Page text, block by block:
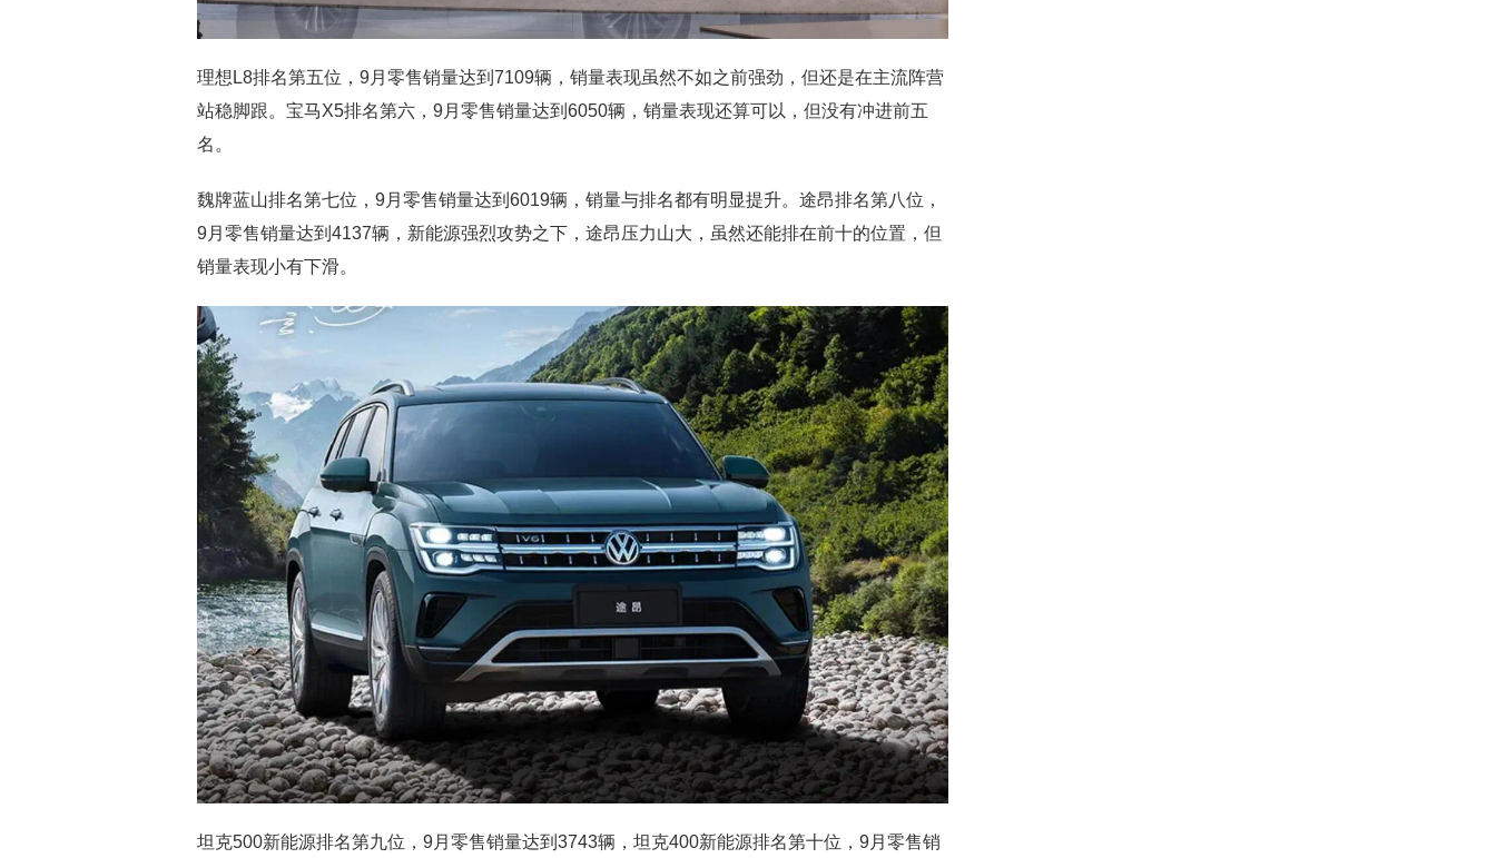
理想L8排名第五位，9月零售销量达到7109辆，销量表现虽然不如之前强劲，但还是在主流阵营
站稳脚跟。宝马X5排名第六，9月零售销量达到6050辆，销量表现还算可以，但没有冲进前五
名。
魏牌蓝山排名第七位，9月零售销量达到6019辆，销量与排名都有明显提升。途昂排名第八位，
9月零售销量达到4137辆，新能源强烈攻势之下，途昂压力山大，虽然还能排在前十的位置，但
销量表现小有下滑。
坦克500新能源排名第九位，9月零售销量达到3743辆，坦克400新能源排名第十位，9月零售销